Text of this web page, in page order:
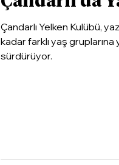
Çandarlı Yelken Kulübü,
kadar farklı yaş
sürdürüyor.